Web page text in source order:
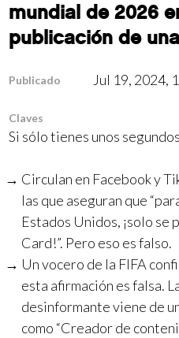
mundial de 2026
publicación de
Publicado Jul 19, 2024,
Claves
Si sólo tienes unos
Circulan en Facebook y
las que aseguran que
Estados Unidos, ¡solo se
Card!”. Pero eso es falso.
Un vocero de la FIFA
esta afirmación es falsa.
desinformante viene de
como “Creador de